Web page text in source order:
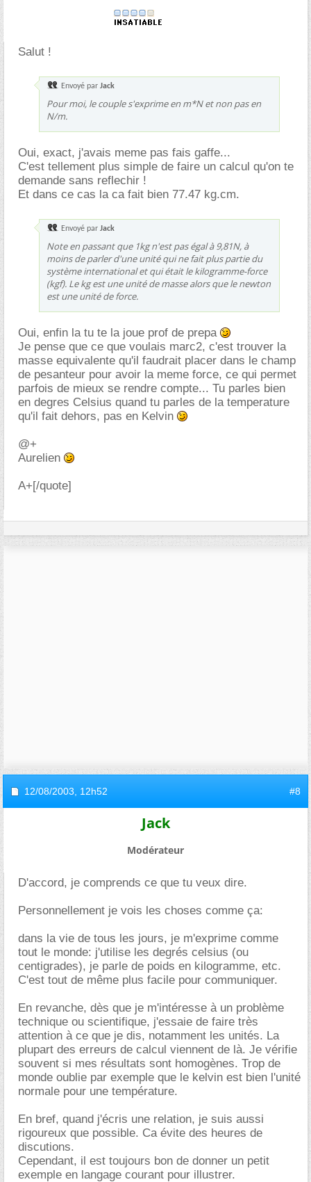
Salut !
Envoyé par Jack
Pour moi, le couple s'exprime en m*N et non pas en
N/m.
Oui, exact, j'avais meme pas fais gaffe...
C'est tellement plus simple de faire un calcul qu'on te
demande sans reflechir !
Et dans ce cas la ca fait bien 77.47 kg.cm.
Envoyé par Jack
Note en passant que 1kg n'est pas égal à 9,81N, à
moins de parler d'une unité qui ne fait plus partie du
système international et qui était le kilogramme-force
(kgf). Le kg est une unité de masse alors que le newton
est une unité de force.
Oui, enfin la tu te la joue prof de prepa
Je pense que ce que voulais marc2, c'est trouver la
masse equivalente qu'il faudrait placer dans le champ
de pesanteur pour avoir la meme force, ce qui permet
parfois de mieux se rendre compte... Tu parles bien
en degres Celsius quand tu parles de la temperature
qu'il fait dehors, pas en Kelvin
@+
Aurelien
A+[/quote]
12/08/2003, 12h52 #8
Jack
Modérateur
D'accord, je comprends ce que tu veux dire.
Personnellement je vois les choses comme ça:
dans la vie de tous les jours, je m'exprime comme
tout le monde: j'utilise les degrés celsius (ou
centigrades), je parle de poids en kilogramme, etc.
C'est tout de même plus facile pour communiquer.
En revanche, dès que je m'intéresse à un problème
technique ou scientifique, j'essaie de faire très
attention à ce que je dis, notamment les unités. La
plupart des erreurs de calcul viennent de là. Je vérifie
souvent si mes résultats sont homogènes. Trop de
monde oublie par exemple que le kelvin est bien l'unité
normale pour une température.
En bref, quand j'écris une relation, je suis aussi
rigoureux que possible. Ca évite des heures de
discutions.
Cependant, il est toujours bon de donner un petit
exemple en langage courant pour illustrer.